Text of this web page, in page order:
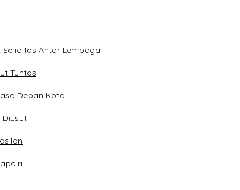
Soliditas Antar Lembaga
Tuntas
Depan Kota
Diusut